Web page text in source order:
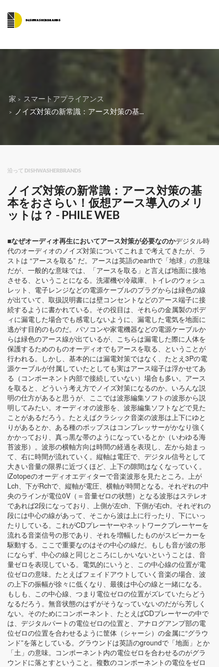
家
スマートアプライアンス
ノイズ対策の新常識：アース対策の基...
沿って DISHWASHERBRANDS
ノイズ対策の新常識：アース対策の基
本をおさらい！仮想アース導入のメリ
ットは？ - PHILE WEB
■なぜオーディオ再生においてアース対策が必要なのかデジタル時
代のオーディオのノイズ対策についてこれまで考えてきたが、ラ
ストは “アースを取る” だ。アースは英語のearthで「地球」の意味
だが、一般的な意味では、「アースを取る」と言えば地面に接地
させる、ということになる。洗濯機や冷蔵庫、トイレのウォシュ
レット、電子レンジなどの電源ケーブルのプラグからは緑色の線
が出ていて、取扱説明書には壁コンセントなどのアース端子に接
続するように書かれている。その役目は、それらの金属製のボデ
ィに漏電した場合でも感電しないように、漏電した電気を地面に
逃がす目的のものだ。パソコンや家電機器などの電源ケーブルか
らは緑色のアース線が出ているが、こちらは漏電した際に人体を
保護するためのものオーディオでもアースを取る、ということが
行われる。しかし、基本的には漏電対策ではなく、たとえ3Pの電
源ケーブルが付属していたとしても実はアース端子は浮かせてあ
る（コンポーネント内部で接続していない）場合も多い。アース
を取ると、どういう考え方でノイズ対策になるのか。いろんな説
明の仕方があると思うが、ここでは波形編集ソフトの波形から説
明してみたい。オーディオの波形を、波形編集ソフトなどで見た
ことがあるだろう。たとえばクラシック音楽の波形は上下にゆと
りがあるとか、ある種のポップスはコンプレッサーがかなり強く
かかっており、真っ黒な帯のようになっているとか（いわゆる海
苔波形）。波形の横軸方向は時間の経過を表現し、左から始まっ
て、右に時間が流れていく。縦軸は電圧で、デジタル信号として
大きい音量の限界に近づくほど、上下の隙間はなくなっていく。
iZotopeのオーディオエディターで音楽波形を見たところ。上が
Lch、下がRchで、縦軸が電圧、横軸が時間となる。それぞれの中
央のラインが電位0V（＝音量ゼロの状態）となる波形はステレオ
であれば2段になっており、上側が左ch、下側が右ch。それぞれの
段には中心の線があって、そこから波は上に行ったり、下にいっ
たりしている。これがCDプレーヤーやネットワークプレーヤーを
流れる音楽信号の形であり、それを増幅したものがスピーカーを
駆動する。ここで重要なのはその中心の線だ。もしも音が波の形
にならず、中心の線と同じところにしかいないということは、音
量ゼロを表現している。電気的にいうと、この中心線の位置が電
位ゼロの意味。たとえばフェイドアウトしていく音楽の場合、波
の上下の振幅が徐々に低くなり、最後は中心の線と一緒になる。
もしも、この中心線、つまり電位ゼロの位置がズレていたらどう
なるだろう。無音状態のはずがそうなっていないのだがら芳しく
ない。そのためにコンポーネント、たとえばCDプレーヤーの中で
は、デジタルパートの電位ゼロの位置と、アナログアンプ部の電
位ゼロの位置を合わせるように筐体（シャーシ）の金属に“グラウ
ンド”を落としている。グラウンドは英語のgroundで「地面」とか
「土」の意味。コンポーネント内の電位ゼロを合わせるのがグラ
ウンドに落とすということ。複数のコンポーネントの電位をゼロ